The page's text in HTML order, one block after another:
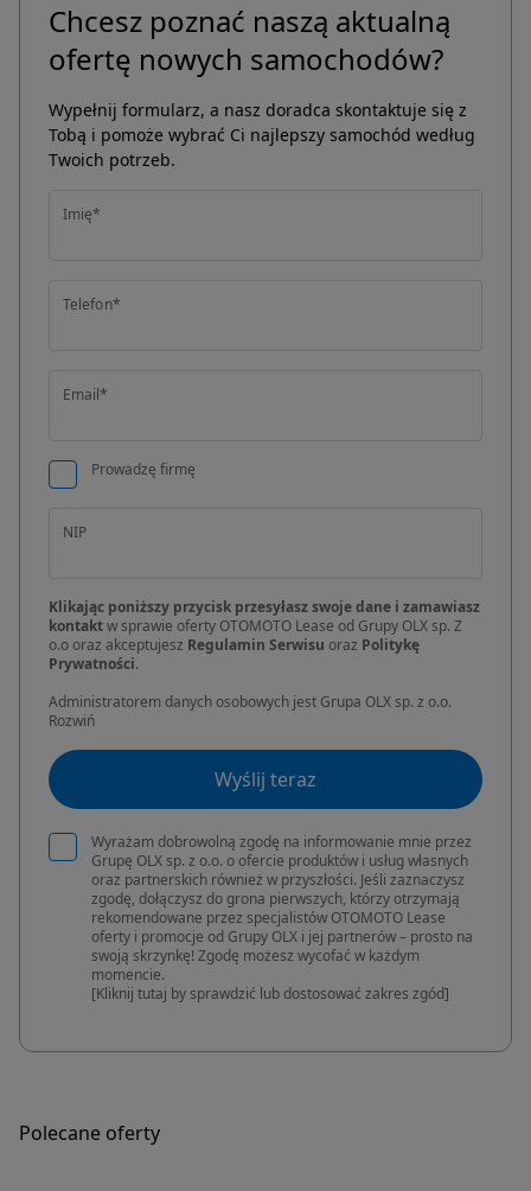
Chcesz poznać naszą aktualną
ofertę nowych samochodów?
Wypełnij formularz, a nasz doradca skontaktuje się z
Tobą i pomoże wybrać Ci najlepszy samochód według
Twoich potrzeb.
Imię*
Telefon*
Email*
Prowadzę firmę
NIP
Klikając poniższy przycisk przesyłasz swoje dane i zamawiasz
kontaktw sprawie oferty OTOMOTO Lease od Grupy OLX sp. Z
o.o oraz akceptujesz Regulamin Serwisu oraz Politykę
Prywatności.
Administratorem danych osobowych jest Grupa OLX sp. z o.o.
Rozwiń
Wyślij teraz
Wyrażam dobrowolną zgodę na informowanie mnie przez
Grupę OLX sp. z o.o. o ofercie produktów i usług własnych
oraz partnerskich również w przyszłości. Jeśli zaznaczysz
zgodę, dołączysz do grona pierwszych, którzy otrzymają
rekomendowane przez specjalistów OTOMOTO Lease
oferty i promocje od Grupy OLX i jej partnerów – prosto na
swoją skrzynkę! Zgodę możesz wycofać w każdym
momencie.
[Kliknij tutaj by sprawdzić lub dostosować zakres zgód]
Polecane oferty